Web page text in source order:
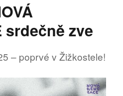
pro
srdečně zve
– poprvé v Žižkostele!